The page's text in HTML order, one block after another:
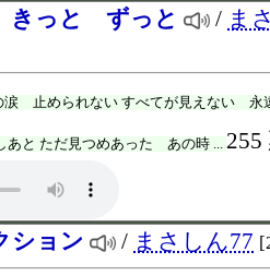
きっと ずっと / ま
涙 止められない すべてが見えない 永
あと ただ見つめあった あの時 ... 255
ション / まさしん77